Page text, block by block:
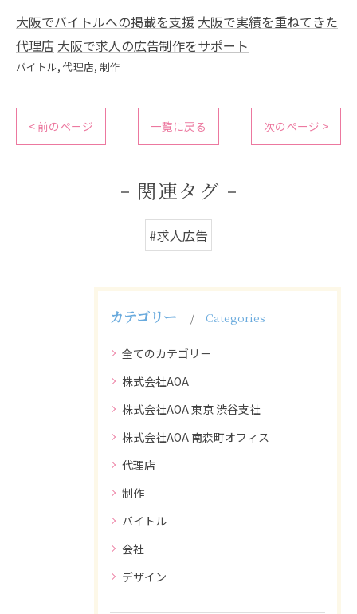
大阪でバイトルへの掲載を支援 大阪で実績を重ねてきた
代理店 大阪で求人の広告制作をサポート
バイトル 代理店 制作
< 前のページ 一覧に戻る 次のページ >
関連タグ
#求人広告
カテゴリー Categories
全てのカテゴリー
株式会社AOA
株式会社AOA 東京 渋谷支社
株式会社AOA 南森町オフィス
代理店
制作
バイトル
会社
デザイン